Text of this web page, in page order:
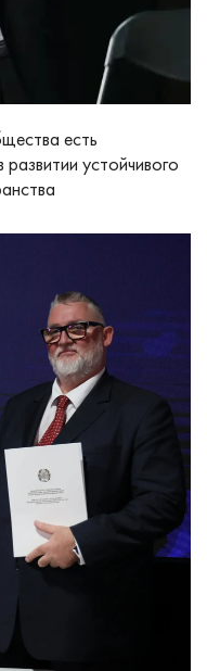
есть
устойчивого